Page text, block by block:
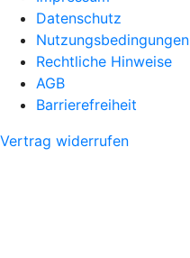
Datenschutz
Nutzungsbedingungen
Rechtliche Hinweise
AGB
Barrierefreiheit
Vertrag widerrufen